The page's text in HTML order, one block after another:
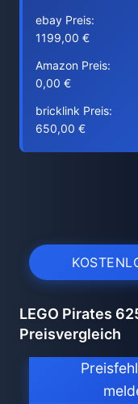
ebay Preis:
1199,00 €
Amazon Preis:
0,00 €
bricklink Preis:
650,00 €
LEGO Pirates
Preisvergleich